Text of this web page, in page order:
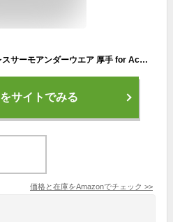
[ミズノ] 発熱素材インナー ブレスサーモアンダーウエア 厚手 for Active ロングタイツ C2JBA842 ブラック M
サイトでみる
価格と在庫をAmazonでチェック >>